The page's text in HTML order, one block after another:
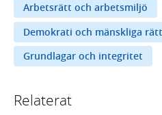
Arbetsrätt och arbetsmiljö
Demokrati och mänskliga
Grundlagar och integritet
Relaterat